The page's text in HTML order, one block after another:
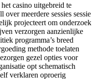
casino uitgebreid te
meerdere sessies sessie
projecteert om onderzoek
verzorgen aanzienlijke
programma’s breed
methode toelaten
gezel opties voor
opt schematisch
verklaren oproerig